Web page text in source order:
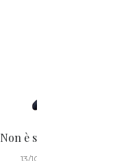
Non è successo niente
13/10/2025 09:20